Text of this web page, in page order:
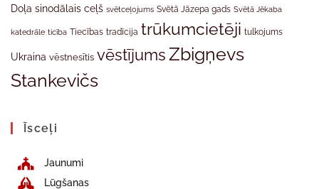
Doļa sinodālais ceļš svētceļojums Svētā Jāzepa gads Svētā Jēkaba
katedrāle ticība Tiecības tradīcija trūkumcietēji tulkojums
Ukraina vēstnesītis vēstījumsZbigņevs
Stankevičs
Īsceļi
Jaunumi
Lūgšanas